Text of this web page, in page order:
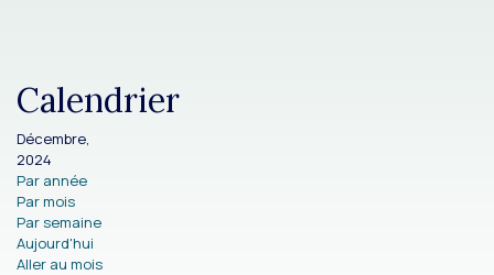
Calendrier
Décembre,
2024
Par année
Par mois
Par semaine
Aujourd'hui
Aller au mois